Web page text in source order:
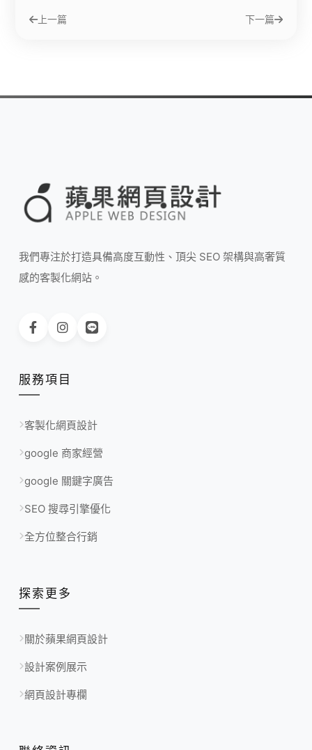
上一篇 下一篇
我們專注於打造具備高度互動性、頂尖 SEO 架構與高奢質
感的客製化網站。
服務項目
客製化網頁設計
google 商家經營
google 關鍵字廣告
SEO 搜尋引擎優化
全方位整合行銷
探索更多
關於蘋果網頁設計
設計案例展示
網頁設計專欄